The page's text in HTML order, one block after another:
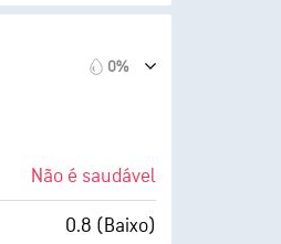
100%
0%
Não é saudável
0.8 (Baixo)